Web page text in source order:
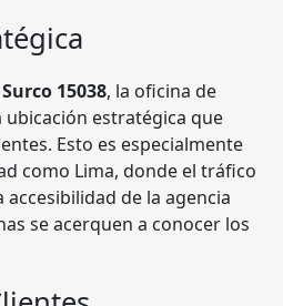
15038, la oficina de
ubicación estratégica que
Esto es especialmente
como Lima, donde el tráfico
de la agencia
se acerquen a conocer los